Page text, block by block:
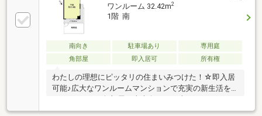
ワンルーム 32.42m2
1階 南
南向き 駐車場あり
専用庭
角部屋
即入居可 所有権
わたしの理想にピッタリの住まいみつけた！☆即入居
可能♪広大なワンルームマンションで充実の新生活を
はじめよう。■角部屋で東南向きの日当たりのよい、
清潔なお部屋です。■エレベータを使わない１階住居